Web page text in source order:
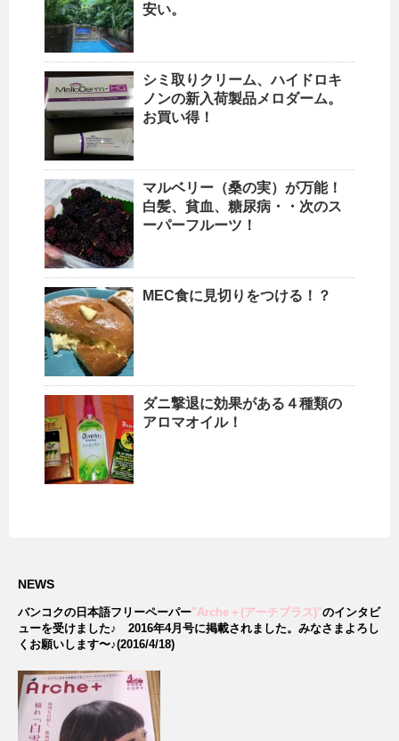
安い。
シミ取りクリーム、ハイドロキ
ノンの新入荷製品メロダーム。
お買い得！
マルベリー（桑の実）が万能！
白髪、貧血、糖尿病・・次のス
ーパーフルーツ！
MEC食に見切りをつける！？
ダニ撃退に効果がある４種類の
アロマオイル！
NEWS
バンコクの日本語フリーペーパー"Arche＋(アーチプラス)"のインタビ
ューを受けました♪ 2016年4月号に掲載されました。みなさまよろし
くお願いします〜♪(2016/4/18)